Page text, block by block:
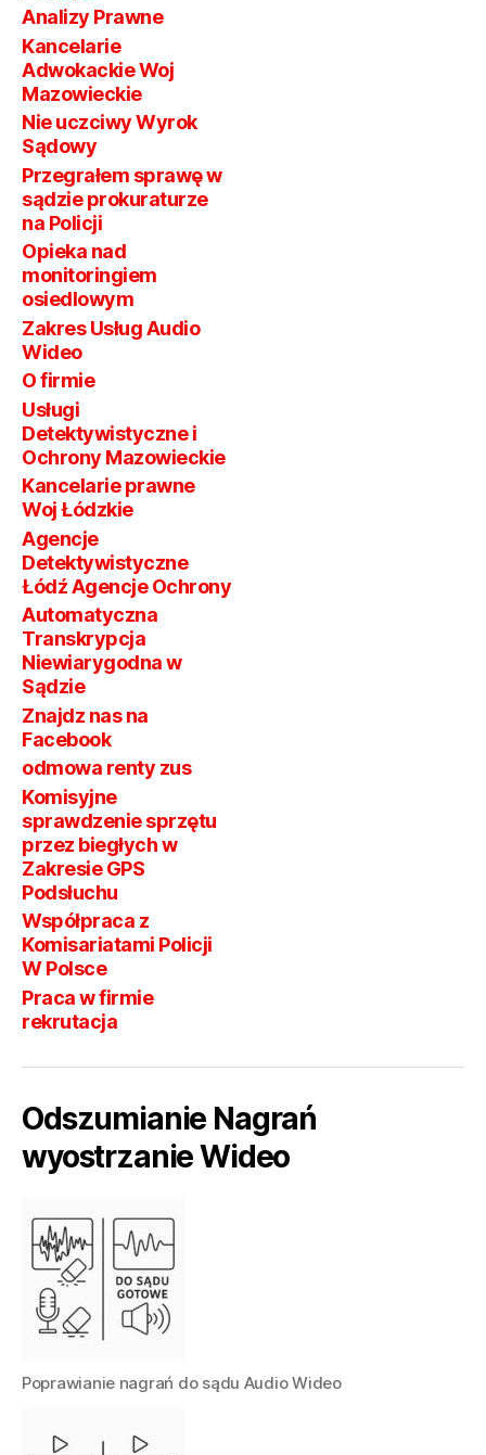
Analizy Prawne
Kancelarie
Adwokackie Woj
Mazowieckie
Nie uczciwy Wyrok
Sądowy
Przegrałem sprawę w
sądzie prokuraturze
na Policji
Opieka nad
monitoringiem
osiedlowym
Zakres Usług Audio
Wideo
O firmie
Usługi
Detektywistyczne i
Ochrony Mazowieckie
Kancelarie prawne
Woj Łódzkie
Agencje
Detektywistyczne
Łódź Agencje Ochrony
Automatyczna
Transkrypcja
Niewiarygodna w
Sądzie
Znajdz nas na
Facebook
odmowa renty zus
Komisyjne
sprawdzenie sprzętu
przez biegłych w
Zakresie GPS
Podsłuchu
Współpraca z
Komisariatami Policji
W Polsce
Praca w firmie
rekrutacja
Odszumianie Nagrań
wyostrzanie Wideo
Poprawianie nagrań do sądu Audio Wideo